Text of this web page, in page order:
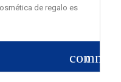
de regalo es
0